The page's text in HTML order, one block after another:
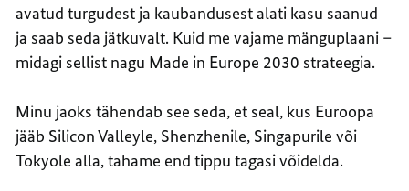
avatud turgudest ja kaubandusest alati kasu saanud
ja saab seda jätkuvalt. Kuid me vajame mänguplaani –
midagi sellist nagu Made in Europe 2030 strateegia.
Minu jaoks tähendab see seda, et seal, kus Euroopa
jääb Silicon Valleyle, Shenzhenile, Singapurile või
Tokyole alla, tahame end tippu tagasi võidelda.